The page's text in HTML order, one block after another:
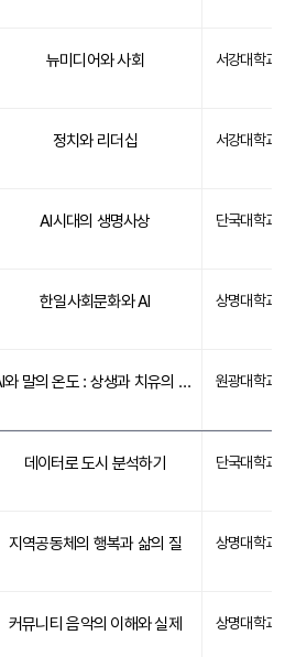
뉴미디어와 사회 서강대학교
정치와 리더십 서강대학교
AI시대의 생명사상 단국대학교
한일사회문화와 AI 상명대학교
AI와 말의 온도 : 상생과 치유의 시 읽기 원광대학교
데이터로 도시 분석하기 단국대학교
지역공동체의 행복과 삶의 질 상명대학교
커뮤니티 음악의 이해와 실제 상명대학교